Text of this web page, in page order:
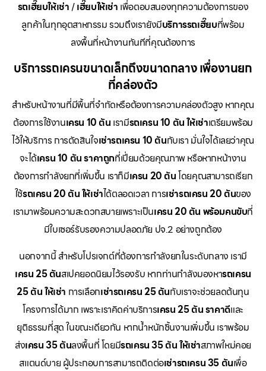
รถเฮี๊ยบให้เช่า/เฮี๊ยบให้เช่า เพื่อตอบสนองทุกความต้องการของ
ลูกค้าในทุกอุตสาหกรรม รวมถึงเรายังมีบริการรถเฮี๊ยบที่พร้อม
ลงพื้นที่หน้างานทันทีที่คุณต้องการ
บริการรถเครนขนาดเล็กถึงขนาดกลาง เพื่องานยก
ที่คล่องตัว
สำหรับหน้างานที่มีพื้นที่จำกัดหรือต้องการความคล่องตัวสูง หากคุณ
ต้องการใช้งานเครน 10 ตัน เรามีรถเครน 10 ตัน ให้เช่าเตรียมพร้อม
ไว้ให้บริการ การตัดสินใจเช่ารถเครน 10 ตันกับเรา มั่นใจได้เลยว่าคุณ
จะได้เครน 10 ตัน ราคาถูกที่เปี่ยมด้วยคุณภาพ หรือหากหน้างาน
ต้องการกำลังยกที่เพิ่มขึ้น เราก็มีเครน 20 ตันโดยคุณสามารถเรียก
ใช้รถเครน 20 ตัน ให้เช่าได้ตลอดเวลา การเช่ารถเครน 20 ตันของ
เรามาพร้อมความสะดวกสบายเพราะเป็นเครน 20 ตัน พร้อมคนขับที่
มีใบเซอร์รับรองความปลอดภัย ปจ.2 อย่างถูกต้อง
นอกจากนี้ สำหรับโปรเจกต์ที่ต้องการกำลังยกในระดับกลาง เรามี
เครน 25 ตันสเปคยอดนิยมไว้รองรับ หากท่านกำลังมองหารถเครน
25 ตัน ให้เช่า การเลือกเช่ารถเครน 25 ตันกับเราจะช่วยลดต้นทุน
โครงการได้มาก เพราะเราคิดค่าบริการเครน 25 ตัน ราคาดีและ
ยุติธรรมที่สุด ในขณะเดียวกัน หากน้ำหนักชิ้นงานเพิ่มขึ้น เราพร้อม
ส่งเครน 35 ตันลงพื้นที่ โดยมีรถเครน 35 ตัน ให้เช่าสภาพใหม่คอย
สแตนด์บาย ผู้ประกอบการสามารถติดต่อเช่ารถเครน 35 ตันเพื่อ